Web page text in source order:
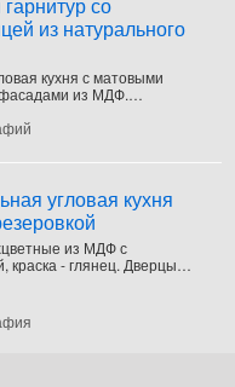
со
из натурального
кухня с матовыми
из МДФ.
врезная мойка, варочная
и ниша под встроенный
угловая кухня
из МДФ с
краска - глянец. Дверцы